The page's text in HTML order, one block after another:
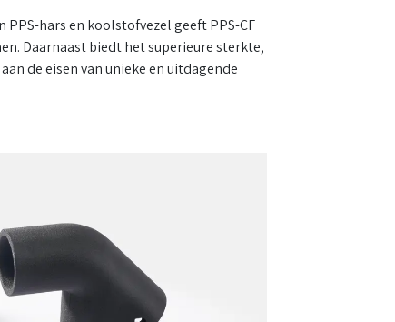
hars en koolstofvezel geeft PPS-CF
Daarnaast biedt het superieure sterkte,
de eisen van unieke en uitdagende